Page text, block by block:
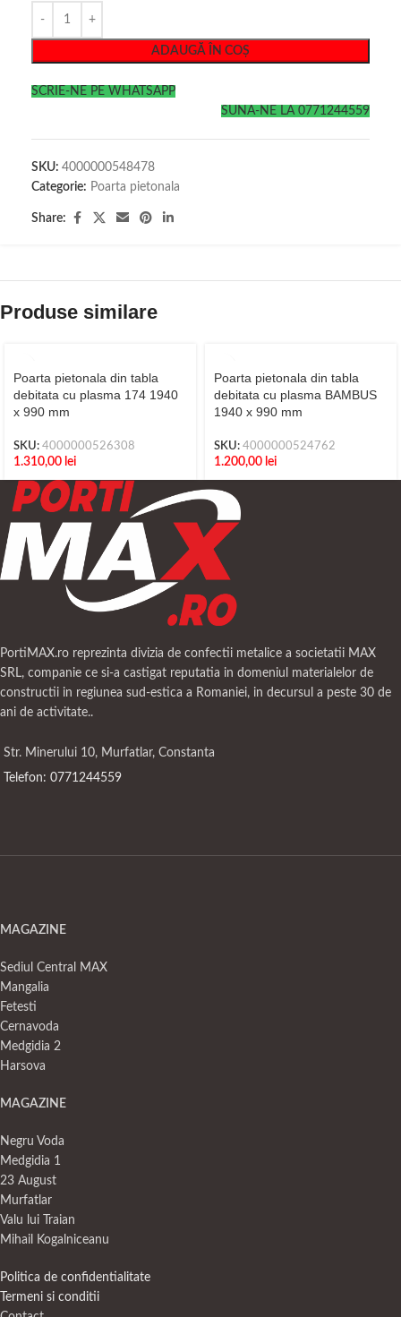
ADAUGĂ ÎN COȘ
SCRIE-NE PE WHATSAPP
SUNA-NE LA 0771244559
SKU: 4000000548478
Categorie: Poarta pietonala
Share:
Produse similare
Poarta pietonala din tabla
debitata cu plasma 174 1940
x 990 mm
SKU: 4000000526308
1.310,00 lei
Poarta pietonala din tabla
debitata cu plasma BAMBUS
1940 x 990 mm
SKU: 4000000524762
1.200,00 lei
PortiMAX.ro reprezinta divizia de confectii metalice a societatii MAX
SRL, companie ce si-a castigat reputatia in domeniul materialelor de
constructii in regiunea sud-estica a Romaniei, in decursul a peste 30 de
ani de activitate..
Str. Minerului 10, Murfatlar, Constanta
Telefon: 0771244559
MAGAZINE
Sediul Central MAX
Mangalia
Fetesti
Cernavoda
Medgidia 2
Harsova
MAGAZINE
Negru Voda
Medgidia 1
23 August
Murfatlar
Valu lui Traian
Mihail Kogalniceanu
Politica de confidentialitate
Termeni si conditii